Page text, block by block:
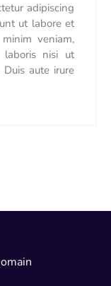
adipiscing
ut labore et
veniam,
laboris nisi ut
aute irure